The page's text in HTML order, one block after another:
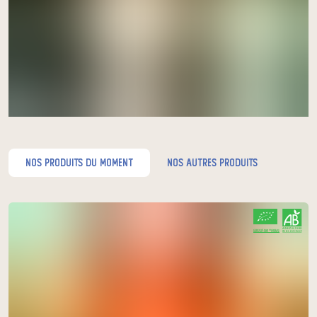
nos produits du moment nos autres produits
CERTIFIÉ PAR FR-BIO-01
AGRICULTURE FRANCE